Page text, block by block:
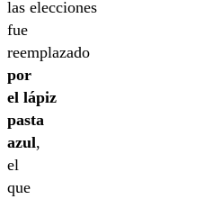
las elecciones
fue
reemplazado
por
el lápiz
pasta
azul,
el
que